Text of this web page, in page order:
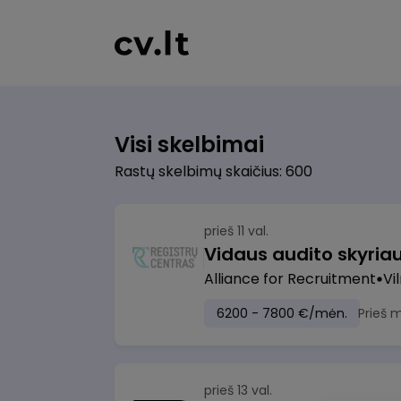
Visi skelbimai
Rastų skelbimų skaičius: 600
prieš 11 val.
Vidaus audito
Alliance for Recruitment
6200 - 7800 €/mėn. Prieš
prieš 13 val.